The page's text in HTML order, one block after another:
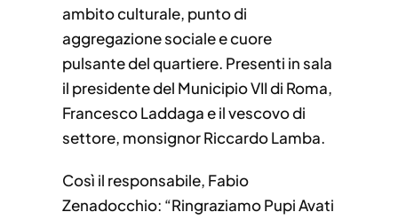
ambito culturale, punto di
aggregazione sociale e cuore
pulsante del quartiere. Presenti in sala
il presidente del Municipio VII di Roma,
Francesco Laddaga e il vescovo di
settore, monsignor Riccardo Lamba.
Così il responsabile, Fabio
Zenadocchio: “Ringraziamo Pupi Avati